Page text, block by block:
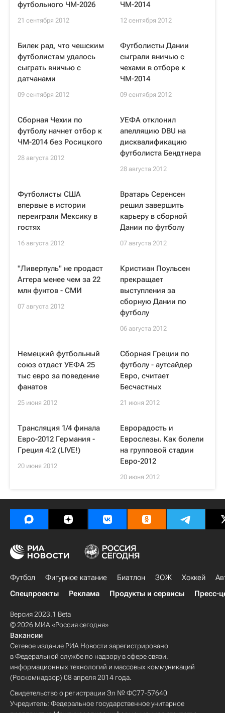
футбольного ЧМ-2026
21 сентября 2012
ЧМ-2014
12 сентября 2012
Билек рад, что чешским
футболистам удалось
сыграть вничью с
датчанами
09 сентября 2012
Футболисты Дании
сыграли вничью с
чехами в отборе к
ЧМ-2014
09 сентября 2012
Сборная Чехии по
футболу начнет отбор к
ЧМ-2014 без Росицкого
28 августа 2012
УЕФА отклонил
апелляцию DBU на
дисквалификацию
футболиста Бендтнера
28 августа 2012
Футболисты США
впервые в истории
переиграли Мексику в
гостях
16 августа 2012
Вратарь Серенсен
решил завершить
карьеру в сборной
Дании по футболу
07 августа 2012
"Ливерпуль" не продаст
Аггера менее чем за 22
млн фунтов - СМИ
07 августа 2012
Кристиан Поульсен
прекращает
выступления за
сборную Дании по
футболу
06 августа 2012
Немецкий футбольный
союз отдаст УЕФА 25
тыс евро за поведение
фанатов
25 июня 2012
Сборная Греции по
футболу - аутсайдер
Евро, считает
Бесчастных
21 июня 2012
Трансляция 1/4 финала
Евро-2012 Германия -
Греция 4:2 (LIVE!)
20 июня 2012
Еврорадость и
Еврослезы. Как болели
на групповой стадии
Евро-2012
20 июня 2012
Футбол Фигурное катание Биатлон ЗОЖ Хоккей
Спецпроекты
Реклама Продукты и сервисы Пресс-
Версия 2023.1 Beta
© 2026 МИА «Россия сегодня»
Вакансии
Сетевое издание РИА Новости зарегистрировано
в Федеральной службе по надзору в сфере связи,
информационных технологий и массовых коммуникаций
(Роскомнадзор) 08 апреля 2014 года.
Свидетельство о регистрации Эл № ФС77-57640
Учредитель: Федеральное государственное унитарное